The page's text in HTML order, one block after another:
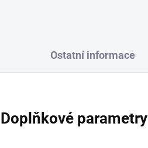
Ostatní informace
Doplňkové parametry